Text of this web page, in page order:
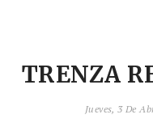
TRENZA
Jueves, 3 De